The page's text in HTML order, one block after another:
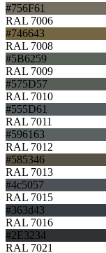
#756F61
RAL 7006
#746643
RAL 7008
#5B6259
RAL 7009
#575D57
RAL 7010
#555D61
RAL 7011
#596163
RAL 7012
#585346
RAL 7013
#4c5057
RAL 7015
#363d43
RAL 7016
#2E3234
RAL 7021